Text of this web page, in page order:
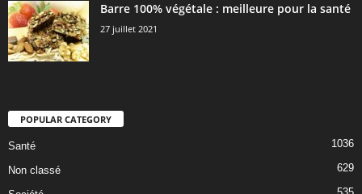
Barre 100% végétale : meilleure pour la santé
27 juillet 2021
POPULAR CATEGORY
Santé 1036
Non classé 629